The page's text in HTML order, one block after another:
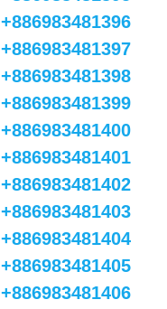
+886983481396
+886983481397
+886983481398
+886983481399
+886983481400
+886983481401
+886983481402
+886983481403
+886983481404
+886983481405
+886983481406